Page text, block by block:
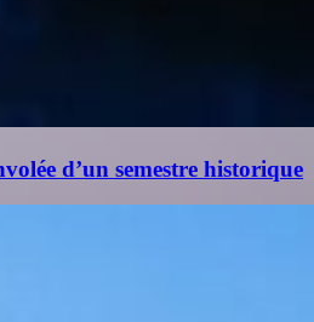
d’un semestre historique